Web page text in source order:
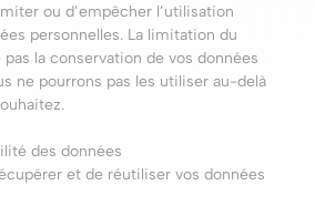
ou d’empêcher l’utilisation
personnelles. La limitation du
la conservation de vos données
ne pourrons pas les utiliser au-delà
des données
et de réutiliser vos données